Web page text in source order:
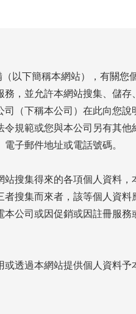
以下簡稱本網站），有關您
，並允許本網站搜集、儲
（下稱本公司）在此向您
規範或您與本公司另有其他
子郵件地址或電話號碼。
搜集得來的各項個人資料
搜集而來者，該等個人資
公司或因促銷或因註冊服
透過本網站提供個人資料